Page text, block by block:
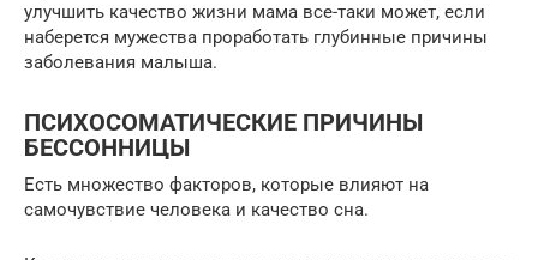
улучшить качество жизни мама все-таки может, если
наберется мужества проработать глубинные причины
заболевания малыша.
ПСИХОСОМАТИЧЕСКИЕ ПРИЧИНЫ
БЕССОННИЦЫ
Есть множество факторов, которые влияют на
самочувствие человека и качество сна.